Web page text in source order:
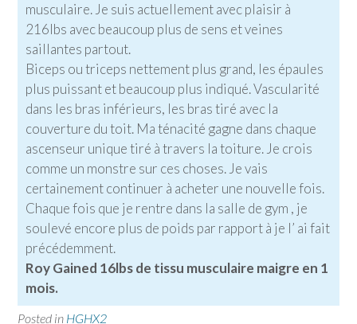
musculaire. Je suis actuellement avec plaisir à
216lbs avec beaucoup plus de sens et veines
saillantes partout.
Biceps ou triceps nettement plus grand, les épaules
plus puissant et beaucoup plus indiqué. Vascularité
dans les bras inférieurs, les bras tiré avec la
couverture du toit. Ma ténacité gagne dans chaque
ascenseur unique tiré à travers la toiture. Je crois
comme un monstre sur ces choses. Je vais
certainement continuer à acheter une nouvelle fois.
Chaque fois que je rentre dans la salle de gym , je
soulevé encore plus de poids par rapport à je l’ ai fait
précédemment.
Roy Gained 16lbs de tissu musculaire maigre en 1
mois.
Posted in HGHX2